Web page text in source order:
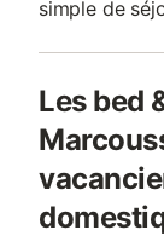
simple de
Les bed